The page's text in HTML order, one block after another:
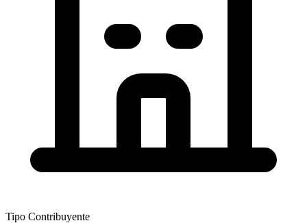
Tipo Contribuyente